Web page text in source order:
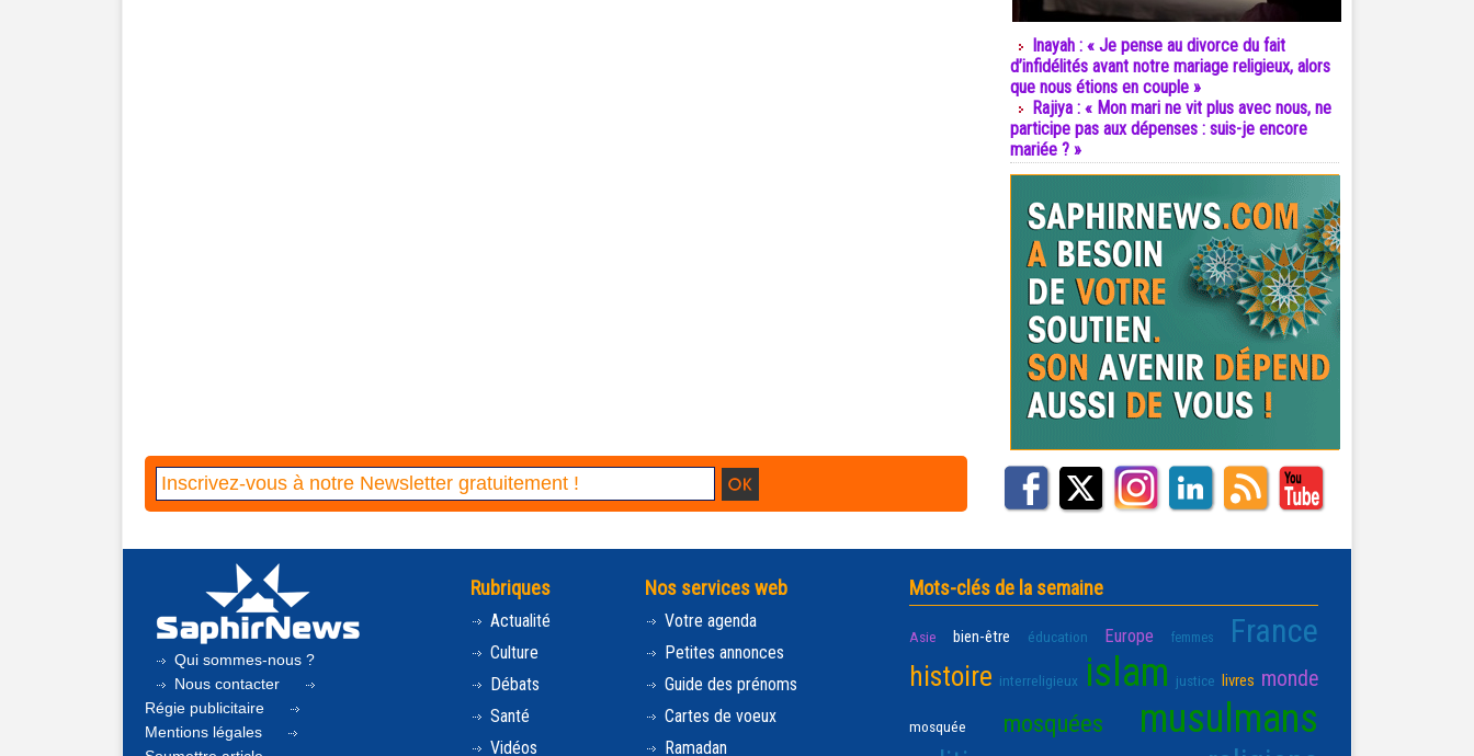
Inayah : « Je pense au divorce du fait
d’infidélités avant notre mariage religieux, alors
que nous étions en couple »
Rajiya : « Mon mari ne vit plus avec nous, ne
participe pas aux dépenses : suis-je encore
mariée ? »
Qui sommes-nous ?
Nous contacter
Régie publicitaire
Mentions légales
Rubriques
Actualité
Culture
Débats
Santé
Vidéos
Nos services web
Votre agenda
Petites annonces
Guide des prénoms
Cartes de voeux
Ramadan
Mots-clés de la semaine
Asie bien-être éducation Europe femmes France
histoire interreligieux islam justice livres monde
mosquée mosquées musulmans